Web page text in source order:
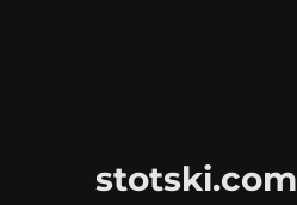
stotski.com